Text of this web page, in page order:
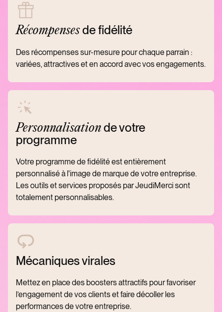
Récompensesde fidélité
Des récompenses sur-mesure pour chaque parrain :
variées, attractives et en accord avec vos engagements.
Personnalisation de votre
programme
Votre programme de fidélité est entièrement
personnalisé à l'image de marque de votre entreprise.
Les outils et services proposés par JeudiMerci sont
totalement personnalisables.
Mécaniques virales
Mettez en place des boosters attractifs pour favoriser
l’engagement de vos clients et faire décoller les
performances de votre entreprise.